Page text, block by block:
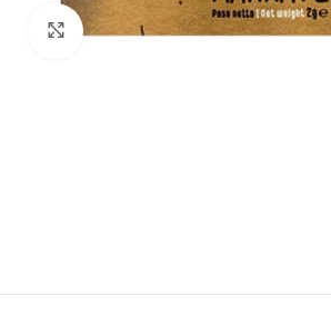
Clicca per ingrandire